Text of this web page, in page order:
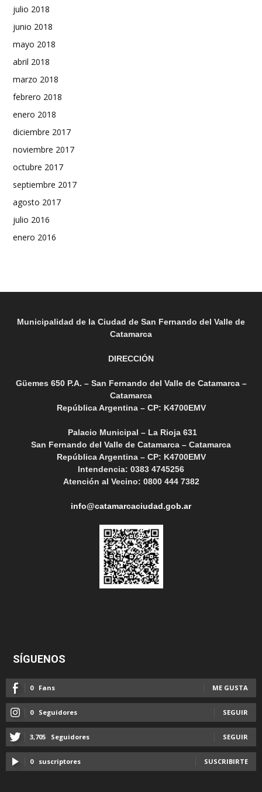
julio 2018
junio 2018
mayo 2018
abril 2018
marzo 2018
febrero 2018
enero 2018
diciembre 2017
noviembre 2017
octubre 2017
septiembre 2017
agosto 2017
julio 2016
enero 2016
Municipalidad de la Ciudad de San Fernando del Valle de
Catamarca
DIRECCIÓN
Güemes 650 P.A. – San Fernando del Valle de Catamarca –
Catamarca
República Argentina – CP: K4700EMV
Palacio Municipal – La Rioja 631
San Fernando del Valle de Catamarca – Catamarca
República Argentina – CP: K4700EMV
Intendencia: 0383 4745256
Atención al Vecino: 0800 444 7382
info@catamarcaciudad.gob.ar
SÍGUENOS
0 Fans ME GUSTA
0 Seguidores SEGUIR
3,705 Seguidores SEGUIR
0 suscriptores SUSCRIBIRTE